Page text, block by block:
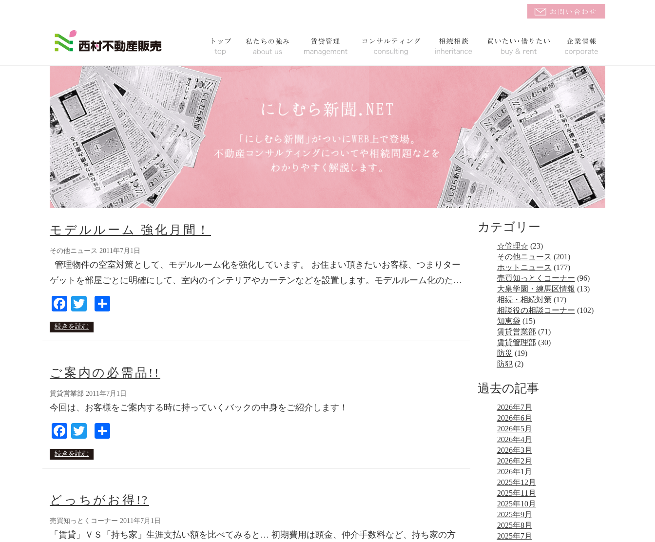
モデルルーム 強化月間！
その他ニュース 2011年7月1日
管理物件の空室対策として、モデルルーム化を強化しています。 お住まい頂きたいお客様、つまりター
ゲットを部屋ごとに明確にして、室内のインテリアやカーテンなどを設置します。モデルルーム化のた…
Facebook
Twitter
続きを読む
ご案内の必需品!!
賃貸営業部 2011年7月1日
今回は、お客様をご案内する時に持っていくバックの中身をご紹介します！
Facebook
Twitter
続きを読む
どっちがお得!?
売買知っとくコーナー 2011年7月1日
「賃貸」ＶＳ「持ち家」生涯支払い額を比べてみると… 初期費用は頭金、仲介手数料など、持ち家の方
カテゴリー
☆管理☆ (23)
その他ニュース (201)
ホットニュース (177)
売買知っとくコーナー (96)
大泉学園・練馬区情報 (13)
相続・相続対策(17)
相談役の相談コーナー (102)
知恵袋 (15)
賃貸営業部 (71)
賃貸管理部 (30)
防災 (19)
防犯(2)
過去の記事
2026年7月
2026年6月
2026年5月
2026年4月
2026年3月
2026年2月
2026年1月
2025年12月
2025年11月
2025年10月
2025年9月
2025年8月
2025年7月